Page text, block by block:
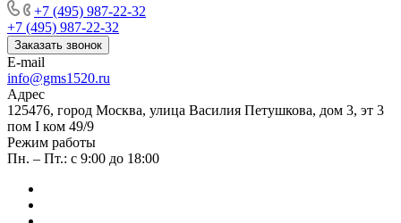
+7 (495) 987-22-32
+7 (495) 987-22-32
Заказать звонок
E-mail
info@gms1520.ru
Адрес
125476, город Москва, улица Василия Петушкова, дом 3, эт 3
пом I ком 49/9
Режим работы
Пн. – Пт.: с 9:00 до 18:00